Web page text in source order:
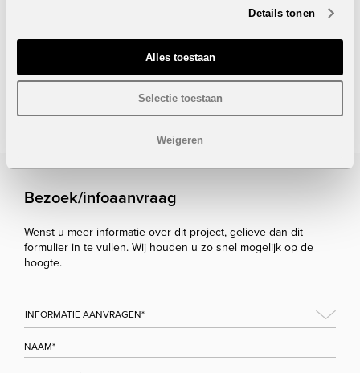
Details tonen
Alles toestaan
Selectie toestaan
Weigeren
STUUR NAAR EEN VRIEND
Bezoek/infoaanvraag
Wenst u meer informatie over dit project, gelieve dan dit
formulier in te vullen. Wij houden u zo snel mogelijk op de
hoogte.